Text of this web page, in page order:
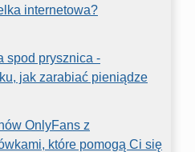
internetowa?
spod prysznica -
jak zarabiać pieniądze
OnlyFans z
które pomogą Ci się